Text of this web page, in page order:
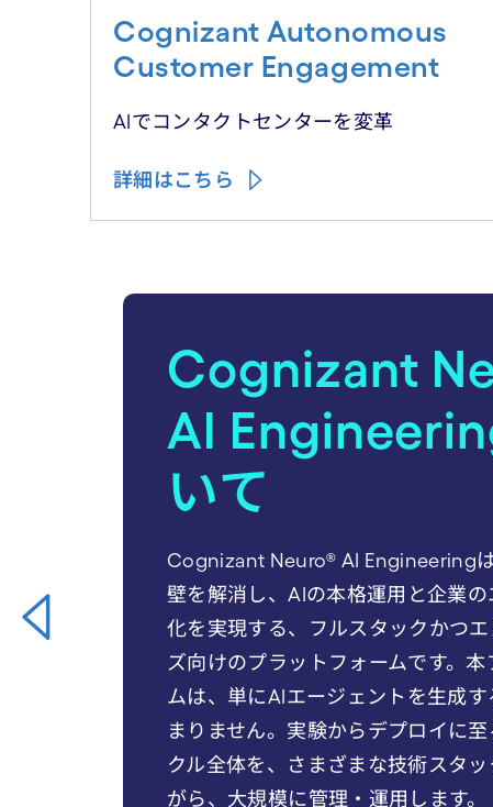
Cognizant Autonomous
Customer Engagement
AIでコンタクトセンターを変革
詳細はこちら
carousel starts
Cognizant
AI
いて
Cognizant Neuro® AI Engineering
壁を解消し、AIの本格運用と企業の
化を実現する、フルスタックかつ
ズ向けのプラットフォームです。
ムは、単にAIエージェントを生成
まりません。実験からデプロイに
クル全体を、さまざまな技術スタ
がら、大規模に管理・運用します。